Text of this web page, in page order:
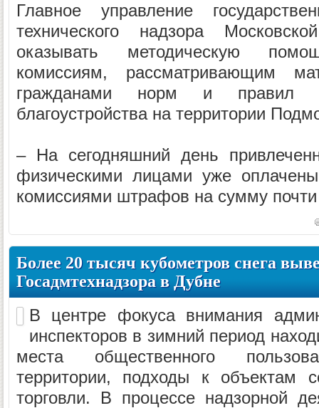
Главное управление
технического надзора
оказывать методическую
комиссиям, рассматривающим
гражданами норм и правил
благоустройства на территории
– На сегодняшний день
физическими лицами уже
комиссиями штрафов на сумму
Более 20 тысяч кубометров снега
Госадмтехнадзора в Дубне
В центре фокуса внимания
инспекторов в зимний период
места общественного
территории, подходы к объектам
торговли. В процессе надзорной